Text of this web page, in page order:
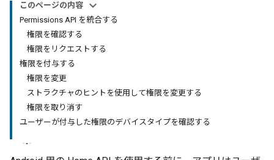
このページの内容
Permissions API を統合する
権限を確認する
権限をリクエストする
権限を付与する
権限を変更
ストラクチャのヒントを使用して権限を変更する
権限を取り消す
ユーザーが付与した権限のデバイスタイプを確認する